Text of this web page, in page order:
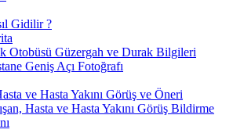
Gidilir ?
Otobüsü Güzergah ve Durak Bilgileri
Geniş Açı Fotoğrafı
ve Hasta Yakını Görüş ve Öneri
Hasta ve Hasta Yakını Görüş Bildirme